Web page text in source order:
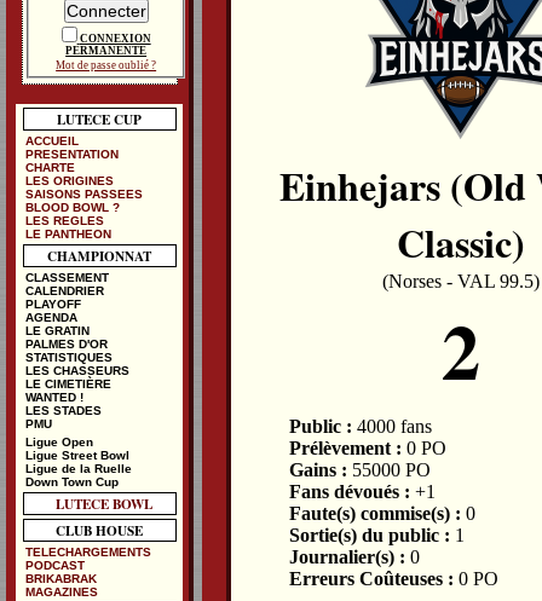
Einhejars (Old
Classic)
(Norses - VAL 99.5)
2
Public : 4000 fans
Prélèvement : 0 PO
Gains : 55000 PO
Fans dévoués : +1
Faute(s) commise(s) : 0
Sortie(s) du public : 1
Journalier(s) : 0
Erreurs Coûteuses : 0 PO
CONNEXION
PERMANENTE
Mot de passe oublié ?
LUTECE CUP
ACCUEIL
PRESENTATION
CHARTE
LES ORIGINES
SAISONS PASSEES
BLOOD BOWL ?
LES REGLES
LE PANTHEON
CHAMPIONNAT
CLASSEMENT
CALENDRIER
PLAYOFF
AGENDA
LE GRATIN
PALMES D'OR
STATISTIQUES
LES CHASSEURS
LE CIMETIÈRE
WANTED !
LES STADES
PMU
Ligue Open
Ligue Street Bowl
Ligue de la Ruelle
Down Town Cup
LUTECE BOWL
CLUB HOUSE
TELECHARGEMENTS
PODCAST
BRIKABRAK
MAGAZINES